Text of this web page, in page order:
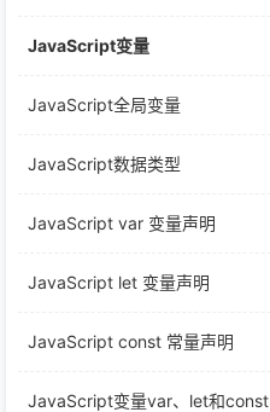
JavaScript变量
JavaScript全局变量
JavaScript数据类型
JavaScript var 变量声明
JavaScript let 变量声明
JavaScript const 常量声明
JavaScript变量var、let和const